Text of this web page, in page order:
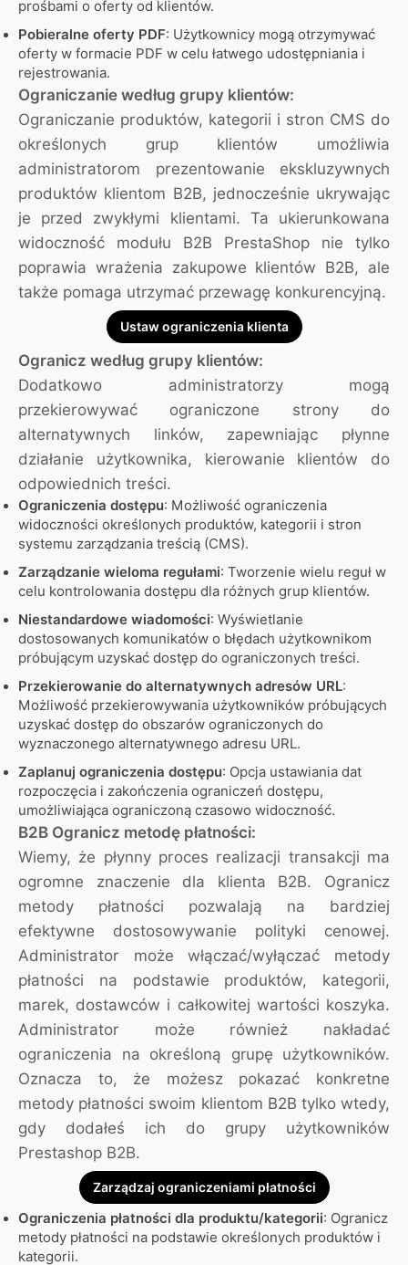
prośbami o oferty od klientów.
Pobieralne oferty PDF: Użytkownicy mogą otrzymywać
oferty w formacie PDF w celu łatwego udostępniania i
rejestrowania.
Ograniczanie według grupy klientów:
Ograniczanie produktów, kategorii i stron CMS do
określonych grup klientów umożliwia
administratorom prezentowanie ekskluzywnych
produktów klientom B2B, jednocześnie ukrywając
je przed zwykłymi klientami. Ta ukierunkowana
widoczność modułu B2B PrestaShop nie tylko
poprawia wrażenia zakupowe klientów B2B, ale
także pomaga utrzymać przewagę konkurencyjną.
Ustaw ograniczenia klienta
Ogranicz według grupy klientów:
Dodatkowo administratorzy mogą
przekierowywać ograniczone strony do
alternatywnych linków, zapewniając płynne
działanie użytkownika, kierowanie klientów do
odpowiednich treści.
Ograniczenia dostępu: Możliwość ograniczenia
widoczności określonych produktów, kategorii i stron
systemu zarządzania treścią (CMS).
Zarządzanie wieloma regułami: Tworzenie wielu reguł w
celu kontrolowania dostępu dla różnych grup klientów.
Niestandardowe wiadomości: Wyświetlanie
dostosowanych komunikatów o błędach użytkownikom
próbującym uzyskać dostęp do ograniczonych treści.
Przekierowanie do alternatywnych adresów URL:
Możliwość przekierowywania użytkowników próbujących
uzyskać dostęp do obszarów ograniczonych do
wyznaczonego alternatywnego adresu URL.
Zaplanuj ograniczenia dostępu: Opcja ustawiania dat
rozpoczęcia i zakończenia ograniczeń dostępu,
umożliwiająca ograniczoną czasowo widoczność.
B2B Ogranicz metodę płatności:
Wiemy, że płynny proces realizacji transakcji ma
ogromne znaczenie dla klienta B2B. Ogranicz
metody płatności pozwalają na bardziej
efektywne dostosowywanie polityki cenowej.
Administrator może włączać/wyłączać metody
płatności na podstawie produktów, kategorii,
marek, dostawców i całkowitej wartości koszyka.
Administrator może również nakładać
ograniczenia na określoną grupę użytkowników.
Oznacza to, że możesz pokazać konkretne
metody płatności swoim klientom B2B tylko wtedy,
gdy dodałeś ich do grupy użytkowników
Prestashop B2B.
Zarządzaj ograniczeniami płatności
Ograniczenia płatności dla produktu/kategorii: Ogranicz
metody płatności na podstawie określonych produktów i
kategorii.